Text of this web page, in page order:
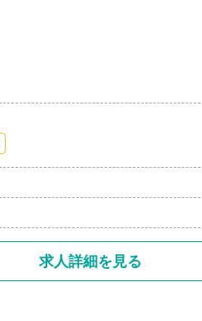
2km以上
求人詳細を見る